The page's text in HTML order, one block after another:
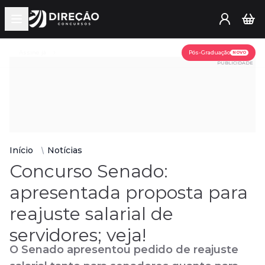
Open main menu
Pós-Graduação NOVO
PUBLICIDADE
Início Notícias
Concurso Senado:
apresentada proposta para
reajuste salarial de
servidores; veja!
O Senado apresentou pedido de reajuste